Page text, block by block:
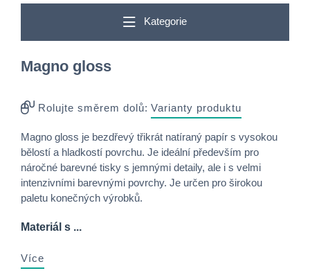
Kategorie
Magno gloss
Rolujte směrem dolů: Varianty produktu
Magno gloss je bezdřevý třikrát natíraný papír s vysokou
bělostí a hladkostí povrchu. Je ideální především pro
náročné barevné tisky s jemnými detaily, ale i s velmi
intenzivními barevnými povrchy. Je určen pro širokou
paletu konečných výrobků.
Materiál s ...
Více